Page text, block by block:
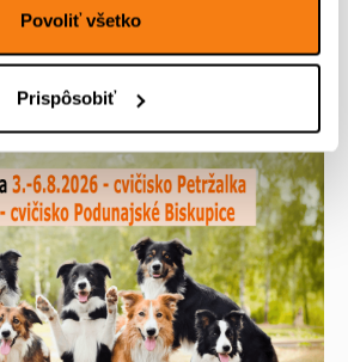
Povoliť všetko
Prispôsobiť